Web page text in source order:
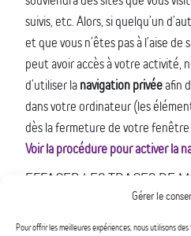
Gérer le
Pour offrir les meilleures expériences, nous utilisons
suivis, etc. Alors, si quelqu’un
et que vous n’êtes pas à l’aise
peut avoir accès à votre activité,
d’utiliser lanavigation privéeafin
dans votre ordinateur (les
dès la fermeture de votre
Voir la procédure pour activer la
EFFACER LES TRACES DE
Si vous ne naviguez pas en mode
même vous protéger eneffaçant